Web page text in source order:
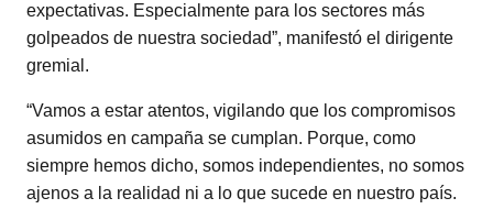
expectativas. Especialmente para los sectores más
golpeados de nuestra sociedad”, manifestó el dirigente
gremial.
“Vamos a estar atentos, vigilando que los compromisos
asumidos en campaña se cumplan. Porque, como
siempre hemos dicho, somos independientes, no somos
ajenos a la realidad ni a lo que sucede en nuestro país.